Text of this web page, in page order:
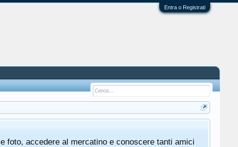
Entra o Registrati
foto, accedere al mercatino e conoscere tanti amici